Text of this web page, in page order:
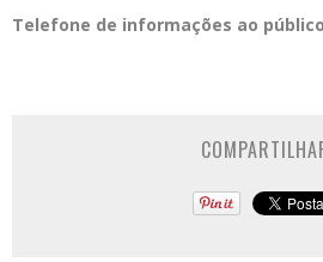
Telefone de informações ao